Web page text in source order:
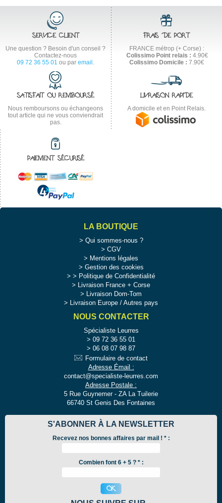
SERVICE CLIENT
Une question ? Besoin d'un conseil ?
Contactez-nous
09 72 36 55 01 ou par email .
FRAIS DE PORT
FRANCE métrop (+ Corse) :
Colissimo Point relais : 4.90€
Colissimo Domicile : 7.90€
SATISFAIT OU REMBOURSÉ
Nous remboursons ou échangeons
tout article qui ne vous conviendrait
pas.
LIVRAISON RAPIDE
A domicile et en Point Relais.
PAIEMENT SÉCURISÉ
LA BOUTIQUE
Qui sommes-nous ?
CGV
Mentions légales
Gestion des cookies
>
Politique de Confidentialité
Livraison France + Corse
Livraison Dom-Tom
Livraison Europe / Autres pays
NOUS CONTACTER
Spécialiste Leurres
09 72 36 55 01
06 08 07 98 87
Formulaire de contact
Adresse Émail :
contact@specialiste-leurres.com
Adresse Postale :
5 Rue Guynemer - ZA La Tuilerie
66740 St Genis Des Fontaines
S'ABONNER À LA NEWSLETTER
Recevez nos bonnes affaires par mail ! *:
Combien font 6 + 5 ? * :